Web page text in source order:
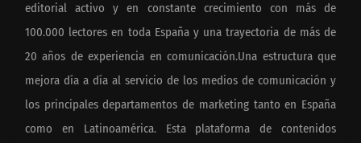
editorial activo y en constante crecimiento con más de
100.000 lectores en toda España y una trayectoria de más de
20 años de experiencia en comunicación.Una estructura que
mejora día a día al servicio de los medios de comunicación y
los principales departamentos de marketing tanto en España
como en Latinoamérica. Esta plataforma de contenidos